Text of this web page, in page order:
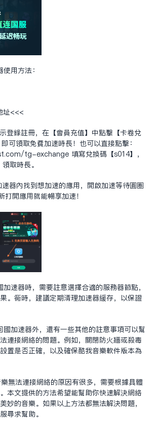
用方法：
址<<<
登录注册，在【会员充值】中点击【卡卷兑
可领取免费加速时长！也可以直接点击：
tg-exchange 填写兑换码【s014】，
取时长。
器内找到想加速的应用，开启加速等待圆圈
开应用就能畅享加速！
速器时，需要注意选择合适的服务器节点，
。同时，建议定期清理加速器缓存，以保证
加速器外，还有一些其他的注意事项可以帮
连接网络的问题。例如，关闭防火墙或杀毒
置是否正确，以及确保酷我音乐软件版本为
无法连接网络的原因有很多，需要根据具体
本文提供的方法希望能帮助你快速解决网络
妙的音乐。如果以上方法都无法解决问题，
寻求帮助。